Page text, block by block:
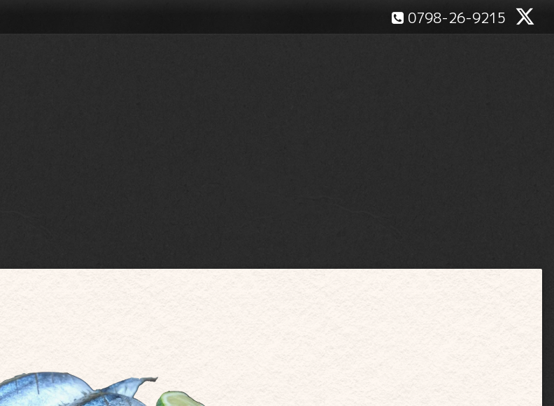
0798-26-9215